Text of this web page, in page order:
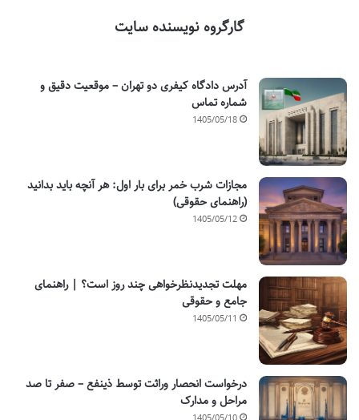
گارگروه نویسنده سایت
آدرس دادگاه کیفری دو تهران – موقعیت دقیق و
شماره تماس
1405/05/18
مجازات شرب خمر برای بار اول: هر آنچه باید بدانید
(راهنمای حقوقی)
1405/05/12
مهلت تجدیدنظرخواهی چند روز است؟ | راهنمای
جامع و حقوقی
1405/05/11
درخواست انحصار وراثت توسط ذینفع – صفر تا صد
مراحل و مدارک